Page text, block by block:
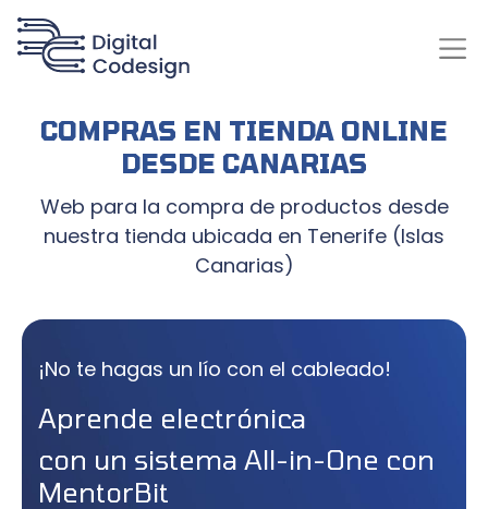
COMPRAS EN TIENDA ONLINE
DESDE CANARIAS
Web para la compra de productos desde
nuestra tienda ubicada en Tenerife (Islas
Canarias)
¡No te hagas un lío con el cableado!
Aprende electrónica
con un sistema All-in-One con
MentorBit